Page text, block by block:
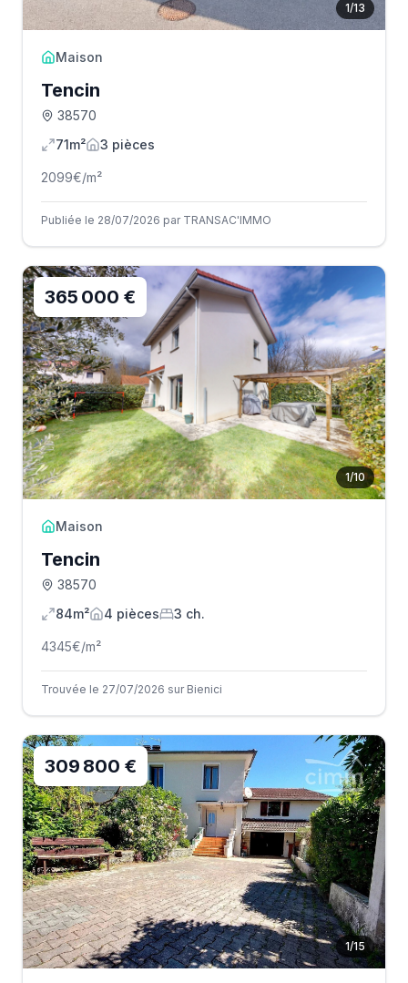
1/13
Maison
Tencin
38570
71m²
3 pièces
2099€/m²
Publiée le 28/07/2026 par TRANSAC'IMMO
1/10
365 000 €
Maison
Tencin
38570
84m²
4 pièces 3 ch.
4345€/m²
Trouvée le 27/07/2026 sur Bienici
1/15
309 800 €